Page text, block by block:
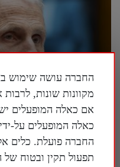
ישיבה סוערת בסנאט
בקורונה, ד"ר פאוצ'י
החברה עושה שימוש
אם כאלה המופעלים
כאלה המופעלים על-
החברה פועלת. כלים
תפעול תקין ובטוח